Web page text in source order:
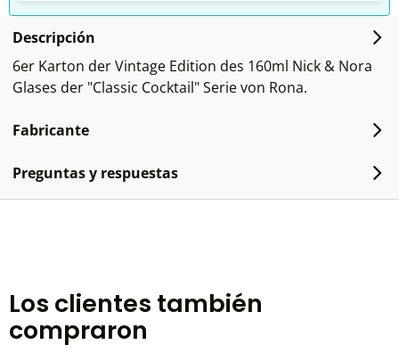
Descripción
6er Karton der Vintage Edition des 160ml Nick & Nora
Glases der "Classic Cocktail" Serie von Rona.
Fabricante
Preguntas y respuestas
Los clientes también
compraron